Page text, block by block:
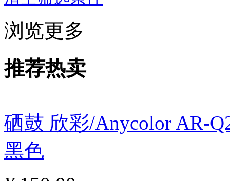
浏览更多
推荐热卖
硒鼓 欣彩/Anycolor AR-
黑色